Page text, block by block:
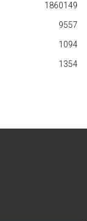
1860149
9557
1094
1354